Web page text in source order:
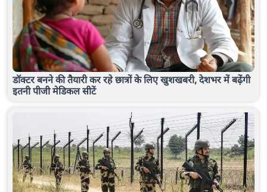
डॉक्टर बनने की तैयारी कर रहे छात्रों के लिए खुशखबरी, देशभर में बढ़ेंगी
इतनी पीजी मेडिकल सीटें